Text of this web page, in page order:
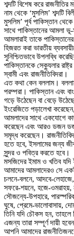
শব্দটি বিশেষ করে
নাম থেকে ‘মুসলিম’ শব্দটি
মুসলিম’ পূর্ব পাকিস্তান
সাথে পাকিস্তানের আমলা ভূ-
আমলারাই তাকে
হিজরত করা ভারতীয়
সুনিশ্চিতভাবে উপলব্ধি
পাকিস্তানকে সেক্যুলার
স্বামী এবং রাজনীতিবিদরা।
এত কথা কেন বললাম।
পরম্পরা। পাকিস্তান এবং
গড়ে উঠেছেন বা বেড়ে
ইংরেজিতে পড়ালেখা
আমলাদের সাথে একযোগে
করেছেন এবং আরও ডজন
সমৃদ্ধ করেছেন।
হতে হবে, ইসলামের জন্য
সুন্দর ও পবিত্র করতে হবে।
মসজিদের ইমাম ও খতিব
আমাদের আমলাদেরও সে
চলনে-বলনে, আদবে-লেহাজে,
সফরে-শয়নে, হজে-ওমরাহয়,
সৌজন্যে-উপহারে,
ঘুষে, প্রেমে-ভালোবাসায়,
তিনি যদি চৌকস হন, তাহলে
এজন্য তারা সম্পূর্ণ দায়ী
আপনি আমাদের